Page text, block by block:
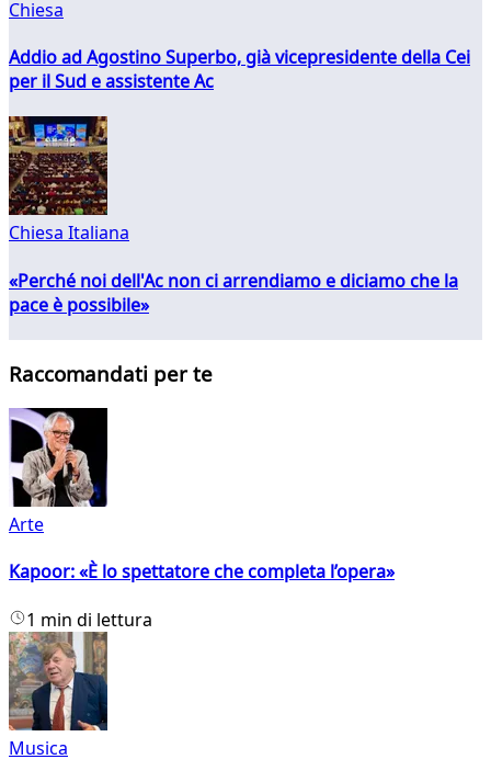
Chiesa
Addio ad Agostino Superbo, già vicepresidente della Cei
per il Sud e assistente Ac
Chiesa Italiana
«Perché noi dell'Ac non ci arrendiamo e diciamo che la
pace è possibile»
Raccomandati per te
Arte
Kapoor: «È lo spettatore che completa l’opera»
1 min di lettura
Musica